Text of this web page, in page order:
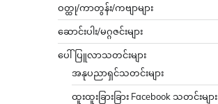
ဝတ္ထု/ကာတွန်း/ကဗျာများ
ဆောင်းပါး/မဂ္ဂဇင်းများ
ပေါ်ပြူလာသတင်းများ
အနုပညာရှင်သတင်းများ
ထူးထူးခြားခြား Facebook သတင်းများ